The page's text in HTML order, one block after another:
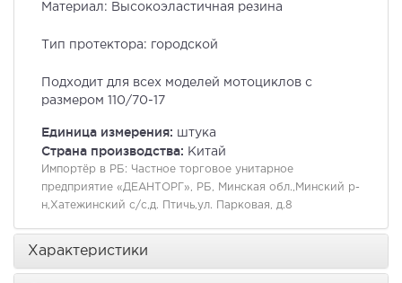
Материал: Высокоэластичная резина
Тип протектора: городской
Подходит для всех моделей мотоциклов с
размером 110/70-17
Единица измерения: штука
Страна производства: Китай
Импортёр в РБ: Частное торговое унитарное
предприятие «ДЕАНТОРГ», РБ, Минская обл.,Минский р-
н,Хатежинский с/с,д. Птичь,ул. Парковая, д.8
Характеристики